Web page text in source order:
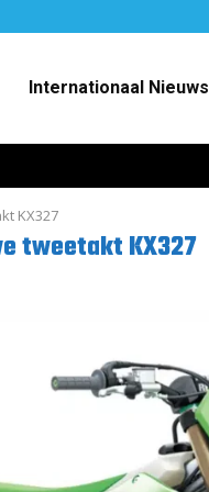
Internationaal Nieuws
KX327
tweetakt KX327